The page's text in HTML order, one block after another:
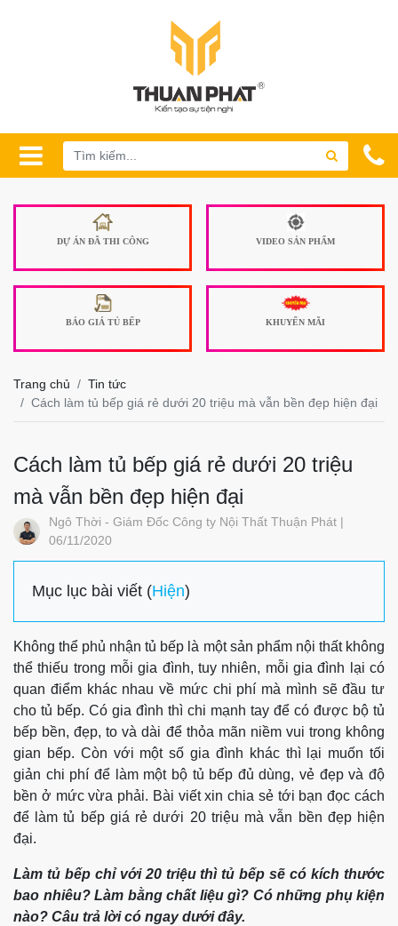
DỰ ÁN ĐÃ THI CÔNG VIDEO SẢN PHẨM
BÁO GIÁ TỦ BẾP KHUYẾN MÃI
Trang chủ
Tin tức
Cách làm tủ bếp giá rẻ dưới 20 triệu mà vẫn bền đẹp hiện đại
Cách làm tủ bếp giá rẻ dưới 20 triệu
mà vẫn bền đẹp hiện đại
Ngô Thời - Giám Đốc Công ty Nội Thất Thuận Phát |
06/11/2020
Mục lục bài viết (Hiện)
Không thể phủ nhận tủ bếp là một sản phẩm nội thất không
thể thiếu trong mỗi gia đình, tuy nhiên, mỗi gia đình lại có
quan điểm khác nhau về mức chi phí mà mình sẽ đầu tư
cho tủ bếp. Có gia đình thì chi mạnh tay để có được bộ tủ
bếp bền, đẹp, to và dài để thỏa mãn niềm vui trong không
gian bếp. Còn với một số gia đình khác thì lại muốn tối
giản chi phí để làm một bộ tủ bếp đủ dùng, vẻ đẹp và độ
bền ở mức vừa phải. Bài viết xin chia sẻ tới bạn đọc cách
để làm tủ bếp giá rẻ dưới 20 triệu mà vẫn bền đẹp hiện
đại.
Làm tủ bếp chỉ với 20 triệu thì tủ bếp sẽ có kích thước
bao nhiêu? Làm bằng chất liệu gì? Có những phụ kiện
nào? Câu trả lời có ngay dưới đây.